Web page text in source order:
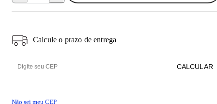
Calcule o prazo de entrega
Não sei meu CEP
CALCULAR